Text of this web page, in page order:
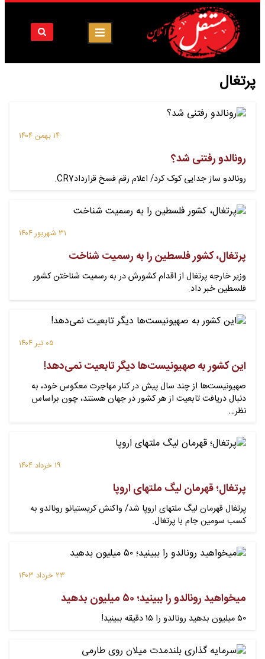
پرتغال
۱۴ بهمن ۱۴۰۴
رونالدو رفتنی شد؟
رونالدو ساز جدایی کوک کرد/ اعلام رقم فسخ قراردادCR7.
۳۱ شهریور ۱۴۰۴
پرتغال، کشور فلسطین را به رسمیت شناخت
وزیر خارجه پرتغال از اقدام کشورش در به رسمیت شناختن کشور
فلسطین خبر داد.
۰۵ تیر ۱۴۰۴
این کشور به صهیونیست‌ها دیگر تابعیت نمی‌دهد!
صهیونیست‌ها از چند سال پیش در کنار مهاجرت معکوس خود، به
دنبال دریافت تابعیت از هر کشور در جهان هستند، چون براساس
نظر…
۱۹ خرداد ۱۴۰۴
پرتغال؛ قهرمان لیگ ملتهای اروپا
پرتغال قهرمان لیگ ملتهای اروپا شد/ واکنش کریستیانو رونالدو به
کسب سومین جام با پرتغال.
۲۳ خرداد ۱۴۰۳
میخواهید رونالدو را ببینید؛ ۵۰ میلیون بدهید
۵۰ میلیون بدهید رونالدو را ۱۵ دقیقه ببینید!